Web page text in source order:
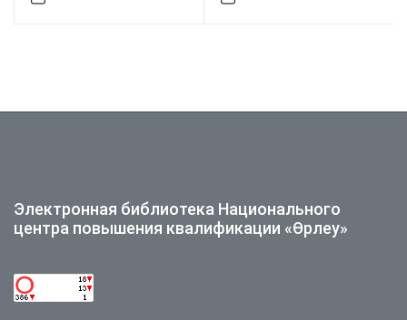
аясында педагогтер
Электронная библиотека Национального
центра повышения квалификации «Өрлеу»